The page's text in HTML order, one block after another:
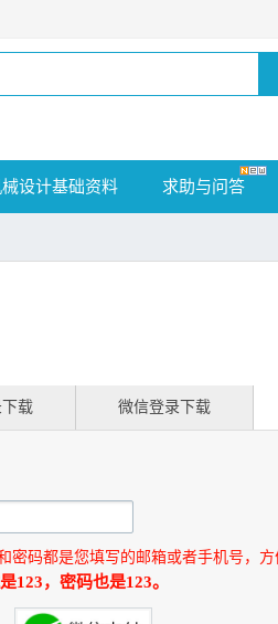
设计基础资料 求助与问答
载 微信登录下载
密码都是您填写的邮箱或者手机号，
123，密码也是123。